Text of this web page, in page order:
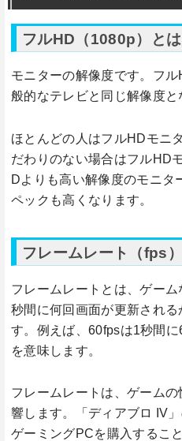
フルHD（1080p）とは
モニターの解像度です。フ
般的なテレビと同じ解像度と
ほとんどの人はフルHDモニ
だわりのない場合はフルHD
Dよりも高い解像度のモニタ
ペックも高くなります。
フレームレート（fps
フレームレートとは、ゲー
秒間に何回画面が更新され
す。例えば、60fpsは1秒間
を意味します。
フレームレートは、ゲーム
響します。「ディアブロ IV
ゲーミングPCを購入するこ